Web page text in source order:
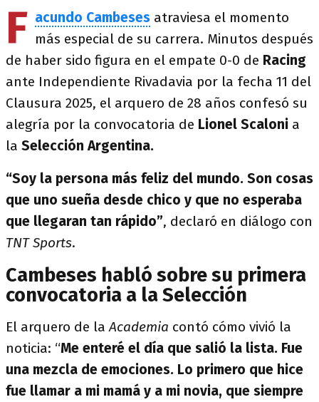
F acundo Cambeses atraviesa el momento
más especial de su carrera. Minutos después
de haber sido figura en el empate 0-0 de Racing
ante Independiente Rivadavia por la fecha 11 del
Clausura 2025, el arquero de 28 años confesó su
alegría por la convocatoria de Lionel Scaloni a
la Selección Argentina.
“Soy la persona más feliz del mundo. Son cosas
que uno sueña desde chico y que no esperaba
que llegaran tan rápido”, declaró en diálogo con
TNT Sports.
Cambeses habló sobre su primera
convocatoria a la Selección
El arquero de laAcademia contó cómo vivió la
noticia: “Me enteré el día que salió la lista. Fue
una mezcla de emociones. Lo primero que hice
fue llamar a mi mamá y a mi novia, que siempre